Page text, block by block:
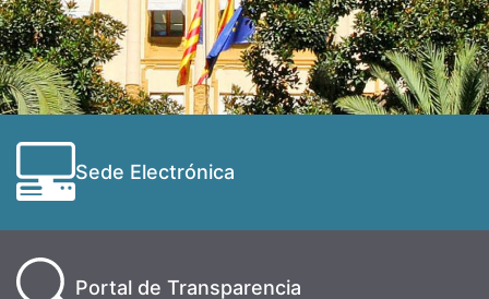
Sede Electrónica
Portal de Transparencia